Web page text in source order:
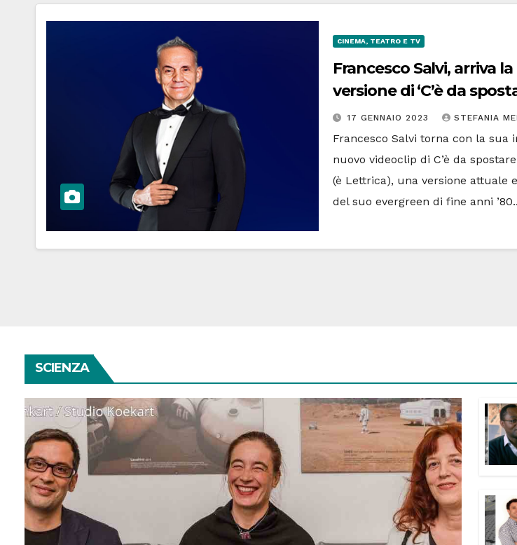
CINEMA, TEATRO E TV
Francesco Salvi, arriva
versione di ‘C’è da
macchina’: il comico si
17 GENNAIO 2023 STEFANIA
Francesco Salvi torna con la sua
nuovo videoclip di C’è da
(è Lettrica), una versione attuale
del suo evergreen di fine anni
SCIENZA